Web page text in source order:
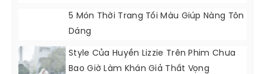
5 Món Thời Trang Tối Màu Giúp Nàng Tôn
Dáng
Style Của Huyền Lizzie Trên Phim Chưa
Bao Giờ Làm Khán Giả Thất Vọng